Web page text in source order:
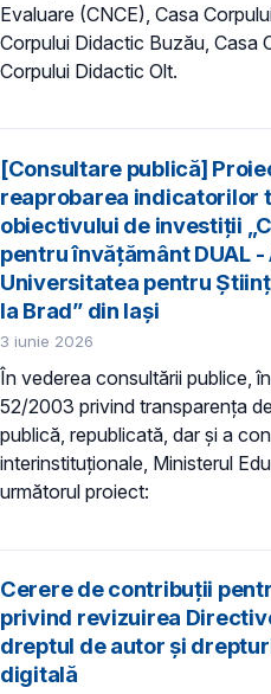
Evaluare (CNCE), Casa
Corpului Didactic Buzău, Casa
Corpului Didactic Olt.
[Consultare publică]
reaprobarea indicatorilor
obiectivului de investiții
pentru învățământ DUAL -
Universitatea pentru
la Brad” din Iași
3 iunie 2026
În vederea consultării publice,
52/2003 privind transparenţa
publică, republicată, dar și a
interinstituționale, Ministerul
următorul proiect:
Cerere de contribuții
privind revizuirea
dreptul de autor și
digitală